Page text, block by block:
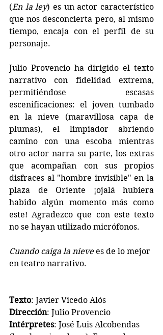
(En la ley) es un actor característico
que nos desconcierta pero, al mismo
tiempo, encaja con el perfil de su
personaje.
Julio Provencio ha dirigido el texto
narrativo con fidelidad extrema,
permitiéndose escasas
escenificaciones: el joven tumbado
en la nieve (maravillosa capa de
plumas), el limpiador abriendo
camino con una escoba mientras
otro actor narra su parte, los extras
que acompañan con sus propios
disfraces al "hombre invisible" en la
plaza de Oriente ¡ojalá hubiera
habido algún momento más como
este! Agradezco que con este texto
no se hayan utilizado micrófonos.
Cuando caiga la nieve es de lo mejor
en teatro narrativo.
Texto: Javier Vicedo Alós
Dirección: Julio Provencio
Intérpretes: José Luis Alcobendas